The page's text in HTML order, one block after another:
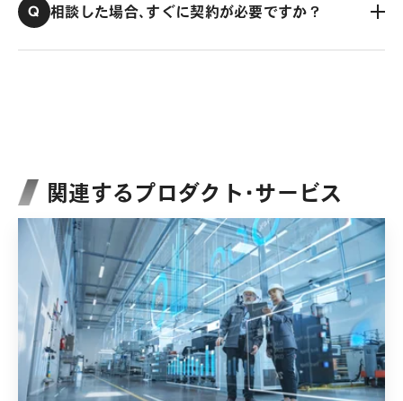
Q 相談した場合、すぐに契約が必要ですか？
関連するプロダクト・サービス